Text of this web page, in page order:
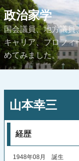
コ
ン
テ
ン
ツ
へ
プ
政治家学
国会議員、地方議員
キャリア、プロフィ
めてみました。
山本幸三
経歴
1948年08月 誕生